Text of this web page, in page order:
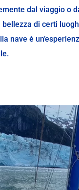
dal viaggio o
bellezza di certi
nave è